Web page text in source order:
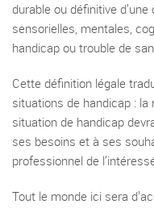
durable ou définitive
sensorielles, mentales,
handicap ou trouble de
Cette définition légale
situations de handicap :
situation de handicap
ses besoins et à ses
professionnel de
Tout le monde ici sera